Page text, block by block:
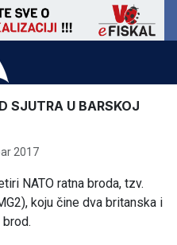
SJUTRA U BARSKOJ
2017
NATO ratna broda, tzv.
koju čine dva britanska i